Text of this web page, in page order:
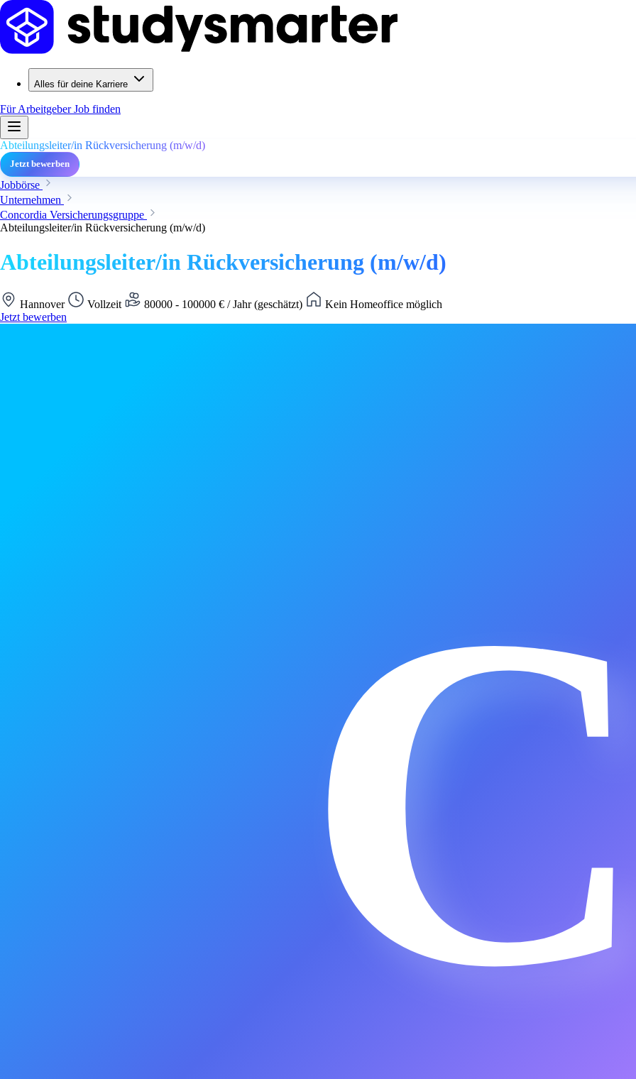
Alles für deine Karriere
Für ArbeitgeberJob finden
Abteilungsleiter/in Rückversicherung (m/w/d)
Jetzt bewerben
Jobbörse
Unternehmen
Concordia Versicherungsgruppe
Abteilungsleiter/in Rückversicherung (m/w/d)
Abteilungsleiter/in Rückversicherung (m/w/d)
Hannover Vollzeit 80000 - 100000 € / Jahr (geschätzt)
Kein Homeoffice möglich
Jetzt bewerben